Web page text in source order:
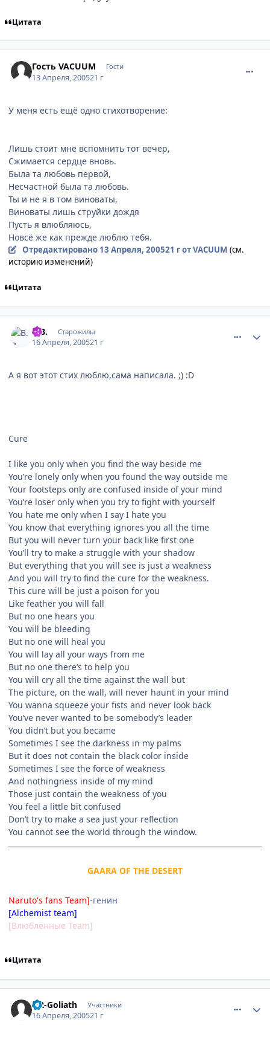
Цитата
Гость VACUUM Гости
13 Апреля, 200521 г
У меня есть ещё одно стихотворение:
Лишь стоит мне вспомнить тот вечер,
Сжимается сердце вновь.
Была та любовь первой,
Несчастной была та любовь.
Ты и не я в том виноваты,
Виноваты лишь струйки дождя
Пусть я влюбляюсь,
Новсё же как прежде люблю тебя.
Отредактировано 13 Апреля, 200521 гот VACUUM (см.
историю изменений)
Цитата
B.B. Старожилы
16 Апреля, 200521 г
А я вот этот стих люблю,сама написала. ;) :D
Cure
I like you only when you find the way beside me
You’re lonely only when you found the way outside me
Your footsteps only are confused inside of your mind
You’re loser only when you try to fight with yourself
You hate me only when I say I hate you
You know that everything ignores you all the time
But you will never turn your back like first one
You’ll try to make a struggle with your shadow
But everything that you will see is just a weakness
And you will try to find the cure for the weakness.
This cure will be just a poison for you
Like feather you will fall
But no one hears you
You will be bleeding
But no one will heal you
You will lay all your ways from me
But no one there’s to help you
You will cry all the time against the wall but
The picture, on the wall, will never haunt in your mind
You wanna squeeze your fists and never look back
You’ve never wanted to be somebody’s leader
You didn’t but you became
Sometimes I see the darkness in my palms
But it does not contain the black color inside
Sometimes I see the force of weakness
And nothingness inside of my mind
Those just contain the weakness of you
You feel a little bit confused
Don’t try to make a sea just your reflection
You cannot see the world through the window.
GAARA OF THE DESERT
Naruto's fans Team]-генин
[Alchemist team]
[Влюблённые Team]
Цитата
UR-Goliath Участники
16 Апреля, 200521 г